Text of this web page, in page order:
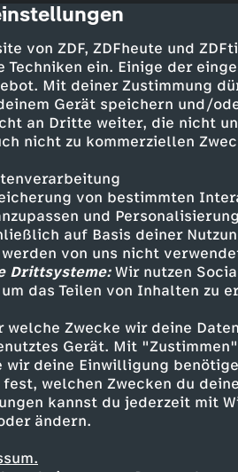
von ZDF, ZDFheute und
ein. Einige der
Mit deiner Zustimmung
Gerät speichern und/
an Dritte weiter, die nicht
nicht zu kommerziellen
von bestimmten
und
auf Basis deiner
von uns nicht
Drittsysteme:Wir nutzen
das Teilen von Inhalten zu
welche Zwecke wir deine
Gerät. Mit
deine Einwilligung
welchen Zwecken du
kannst du jederzeit mit
ändern.
entdecken
lustig Untertitel